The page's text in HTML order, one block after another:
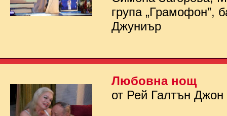
група „Грамофон”,
Джуниър
Любовна нощ
от Рей Галтън Джон